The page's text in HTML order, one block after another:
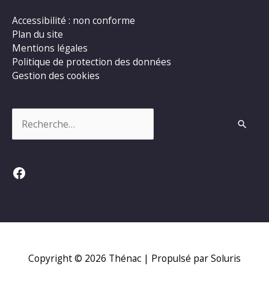
Accessibilité : non conforme
Plan du site
Mentions légales
Politique de protection des données
Gestion des cookies
Facebook
Copyright © 2026 Thénac | Propulsé par Soluris